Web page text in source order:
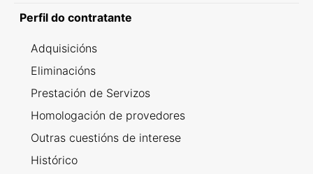
Perfil do contratante
Adquisicións
Eliminacións
Prestación de Servizos
Homologación de provedores
Outras cuestións de interese
Histórico